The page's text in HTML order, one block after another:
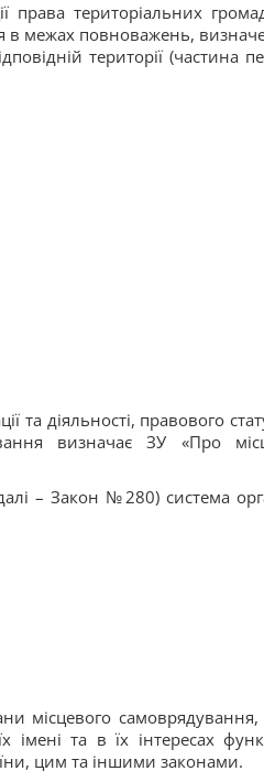
права територіальних
в межах повноважень,
території (частина
та діяльності, правового
визначає ЗУ «Про
– Закон №280) система
місцевого
імені та в їх інтересах
цим та іншими законами.